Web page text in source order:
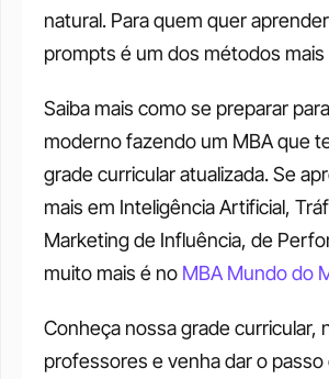
natural. Para quem quer
prompts é um dos métodos
Saiba mais como se preparar
moderno fazendo um MBA que
grade curricular atualizada. Se
mais em Inteligência Artificial,
Marketing de Influência, de
muito mais é no MBA Mundo do
Conheça nossa grade curricular,
professores e venha dar o passo